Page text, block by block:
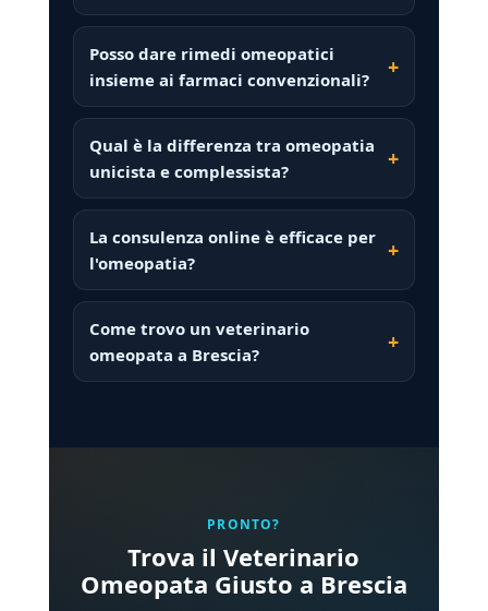
Posso dare rimedi omeopatici
insieme ai farmaci convenzionali?
Qual è la differenza tra omeopatia
unicista e complessista?
La consulenza online è efficace per
l'omeopatia?
Come trovo un veterinario
omeopata a Brescia?
PRONTO?
Trova il Veterinario
Omeopata Giusto a Brescia